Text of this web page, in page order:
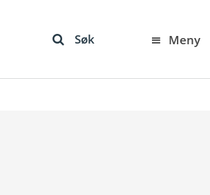
Søk Meny